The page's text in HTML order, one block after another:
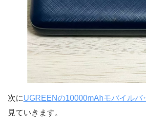
次にUGREENの10000mAhモバイルバ
見ていきます。